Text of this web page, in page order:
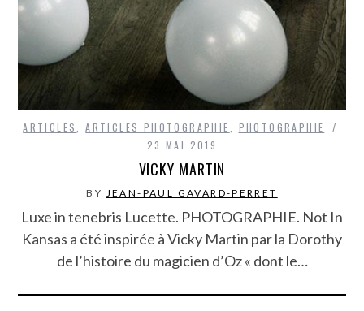
ARTICLES,ARTICLES PHOTOGRAPHIE, PHOTOGRAPHIE
23 MAI 2019
VICKY MARTIN
BY JEAN-PAUL GAVARD-PERRET
Luxe in tenebris Lucette. PHOTOGRAPHIE. Not In
Kansas a été inspirée à Vicky Martin par la Dorothy
de l’histoire du magicien d’Oz « dont le…